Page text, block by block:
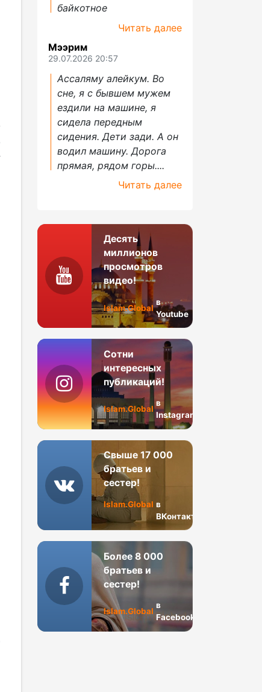
байкотное
Читать далее
Мээрим
29.07.2026 20:57
Ассаляму алейкум. Во
сне, я с бывшем мужем
ездили на машине, я
сидела передным
сидения. Дети зади. А он
водил машину. Дорога
прямая, рядом горы....
Читать далее
Десять
миллионов
просмотров
видео!
Islam.Global
в
Youtube
Сотни
интересных
публикаций!
Islam.Global
в
Instagram
Свыше 17 000
братьев и
сестер!
Islam.Global в
ВКонтакте
Более 8 000
братьев и
сестер!
Islam.Global
в
Facebook